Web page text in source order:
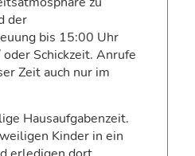
der
bis 15:00 Uhr
Schickzeit. Anrufe
Zeit auch nur im
Hausaufgabenzeit.
Kinder in ein